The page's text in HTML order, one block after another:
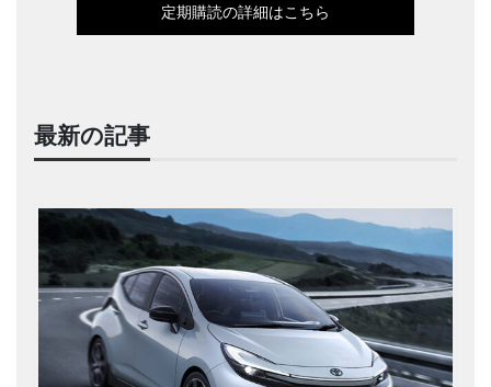
定期購読の詳細はこちら
最新の記事